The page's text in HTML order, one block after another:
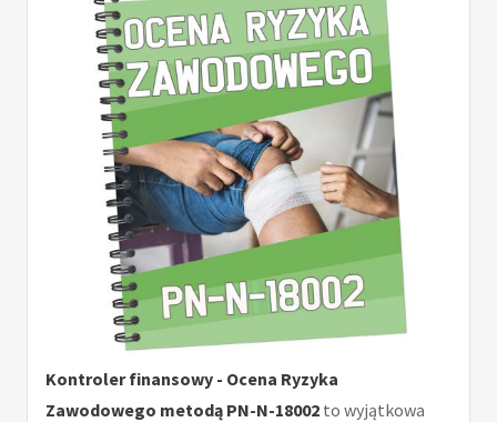
Kontroler finansowy - Ocena Ryzyka
Zawodowego metodą PN-N-18002 to wyjątkowa